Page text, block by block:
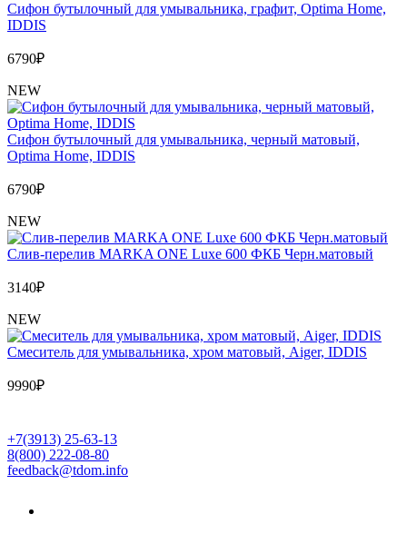
Сифон бутылочный для умывальника, графит, Optima Home,
IDDIS
6790₽
NEW
Сифон бутылочный для умывальника, черный матовый,
Optima Home, IDDIS
6790₽
NEW
Слив-перелив MARKA ONE Luxe 600 ФКБ Черн.матовый
3140₽
NEW
Cмеситель для умывальника, хром матовый, Aiger, IDDIS
9990₽
+7(3913) 25-63-13
8(800) 222-08-80
feedback@tdom.info